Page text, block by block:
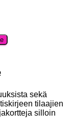
sekä
tilaajien
silloin